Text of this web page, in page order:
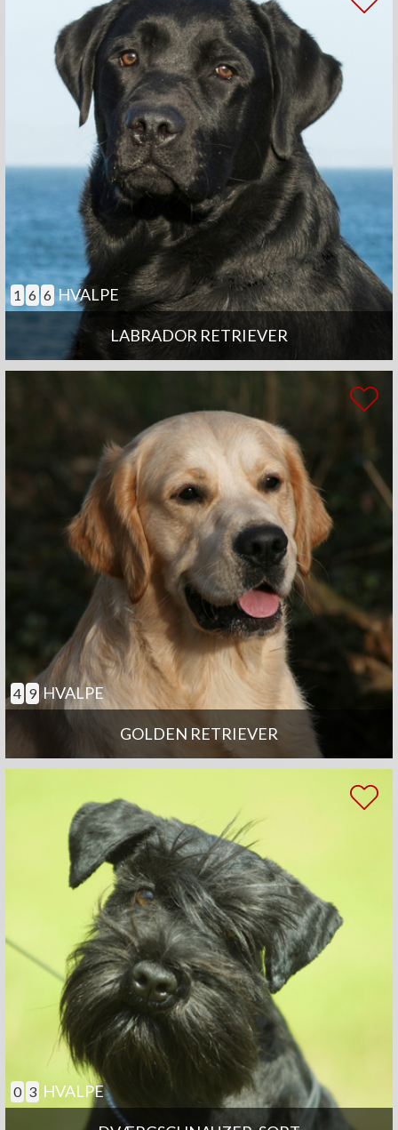
LABRADOR RETRIEVER
1 6 6 HVALPE
GOLDEN RETRIEVER
4 9 HVALPE
0 3 HVALPE